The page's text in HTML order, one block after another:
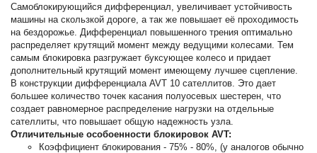
Самоблокирующийся дифференциал, увеличивает устойчивость
машины на скользкой дороге, а так же повышает её проходимость
на бездорожье. Дифференциал повышенного трения оптимально
распределяет крутящий момент между ведущими колесами. Тем
самым блокировка разгружает буксующее колесо и придает
дополнительный крутящий момент имеющему лучшее сцепление.
В конструкции дифференциала AVT 10 сателлитов. Это дает
большее количество точек касания полуосевых шестерен, что
создает равномерное распределение нагрузки на отдельные
сателлиты, что повышает общую надежность узла.
Отличительные особоенности блокировок AVT:
Коэффициент блокирования - 75% - 80%, (у аналогов обычно